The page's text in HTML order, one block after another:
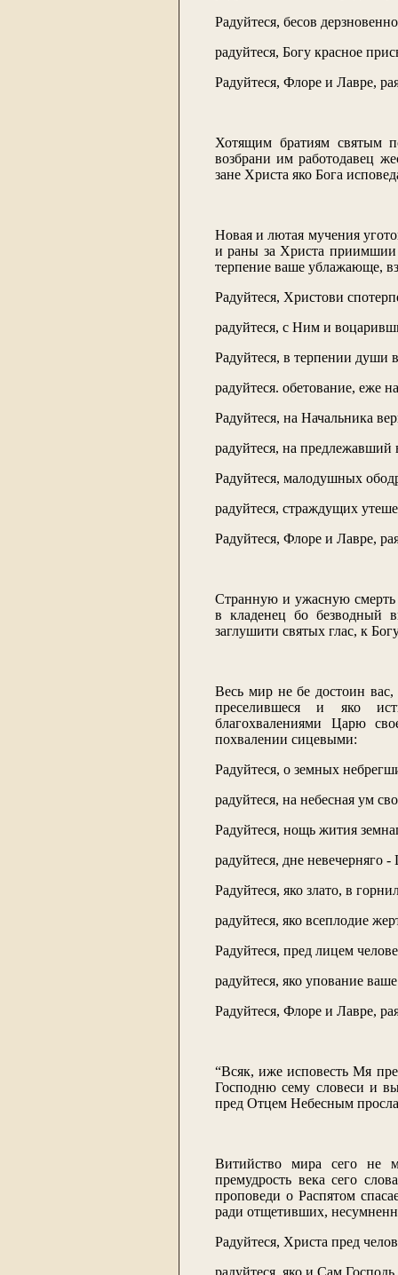
Радуйтеся, бесов
радуйтеся, Богу красное
Радуйтеся, Флоре и Лавре,
Хотящим братиям святым
возбрани им работодавец
зане Христа яко Бога
Новая и лютая мучения
и раны за Христа приимшии
терпение ваше ублажающе,
Радуйтеся, Христови
радуйтеся, с Ним и
Радуйтеся, в терпении души
радуйтеся. обетование, еже
Радуйтеся, на Начальника
радуйтеся, на
Радуйтеся, малодушных
радуйтеся, страждущих
Радуйтеся, Флоре и Лавре,
Странную и ужасную смерть
в кладенец бо безводный
заглушити святых глас, к
Весь мир не бе достоин
преселившеся и яко
благохвалениями Царю
похвалении сицевыми:
Радуйтеся, о земных
радуйтеся, на небесная ум
Радуйтеся, нощь жития
радуйтеся, дне невечерняго
Радуйтеся, яко злато, в
радуйтеся, яко всеплодие
Радуйтеся, пред лицем
радуйтеся, яко упование
Радуйтеся, Флоре и Лавре,
“Всяк, иже исповесть Мя
Господню сему словеси и
пред Отцем Небесным
Витийство мира сего не
премудрость века сего
проповеди о Распятом
ради отщетивших,
Радуйтеся, Христа пред
радуйтеся, яко и Сам